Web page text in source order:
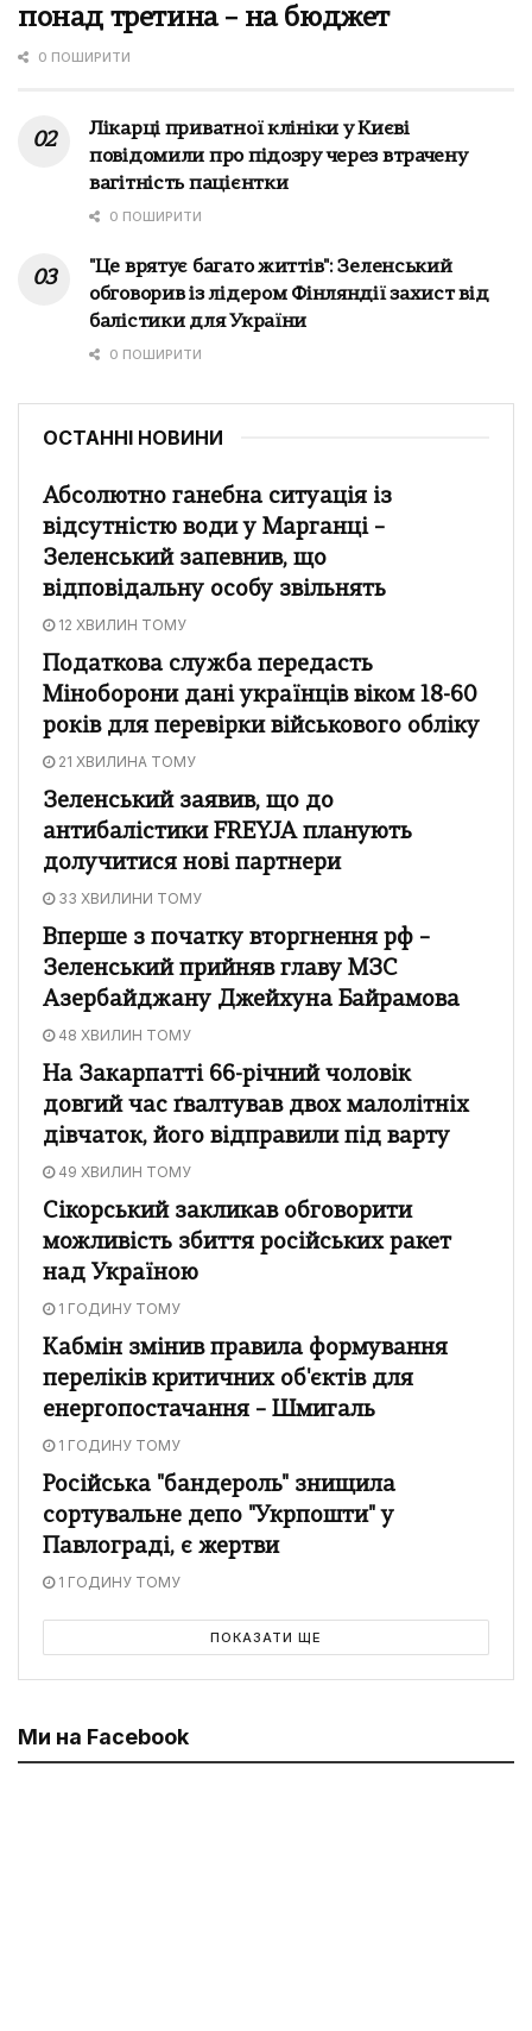
понад третина – на бюджет
0 ПОШИРИТИ
Лікарці приватної клініки у Києві
повідомили про підозру через втрачену
вагітність пацієнтки
0 ПОШИРИТИ
"Це врятує багато життів": Зеленський
обговорив із лідером Фінляндії захист від
балістики для України
0 ПОШИРИТИ
ОСТАННІ НОВИНИ
Абсолютно ганебна ситуація із
відсутністю води у Марганці –
Зеленський запевнив, що
відповідальну особу звільнять
12 ХВИЛИН ТОМУ
Податкова служба передасть
Міноборони дані українців віком 18-60
років для перевірки військового обліку
21 ХВИЛИНА ТОМУ
Зеленський заявив, що до
антибалістики FREYJA планують
долучитися нові партнери
33 ХВИЛИНИ ТОМУ
Вперше з початку вторгнення рф –
Зеленський прийняв главу МЗС
Азербайджану Джейхуна Байрамова
48 ХВИЛИН ТОМУ
На Закарпатті 66-річний чоловік
довгий час ґвалтував двох малолітніх
дівчаток, його відправили під варту
49 ХВИЛИН ТОМУ
Сікорський закликав обговорити
можливість збиття російських ракет
над Україною
1 ГОДИНУ ТОМУ
Кабмін змінив правила формування
переліків критичних об'єктів для
енергопостачання – Шмигаль
1 ГОДИНУ ТОМУ
Російська "бандероль" знищила
сортувальне депо "Укрпошти" у
Павлограді, є жертви
1 ГОДИНУ ТОМУ
ПОКАЗАТИ ЩЕ
Ми на Facebook